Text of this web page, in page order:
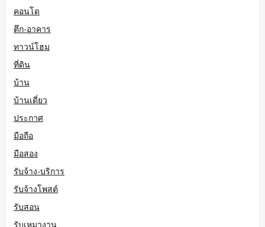
คอนโด
ตึก-อาคาร
ทาวน์โฮม
ที่ดิน
บ้าน
บ้านเดี่ยว
ประกาศ
มือถือ
มือสอง
รับจ้าง-บริการ
รับจ้างโพสต์
รับสอน
รับเหมางาน